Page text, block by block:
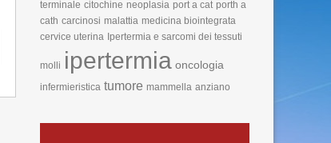
terminale citochine neoplasia port a cat porth a
cath carcinosi malattia medicina biointegrata
cervice uterina Ipertermia e sarcomi dei tessuti
molli ipertermia oncologia
infermieristica tumore mammella anziano